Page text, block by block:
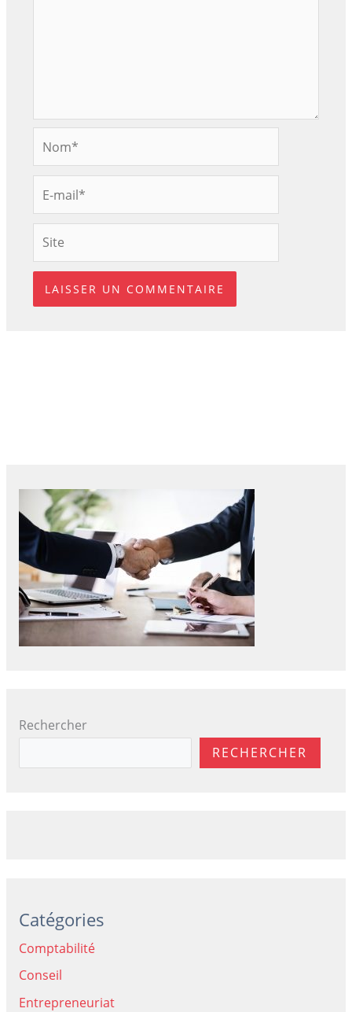
mail*
Rechercher
RECHERCHER
Catégories
Comptabilité
Conseil
Entrepreneuriat